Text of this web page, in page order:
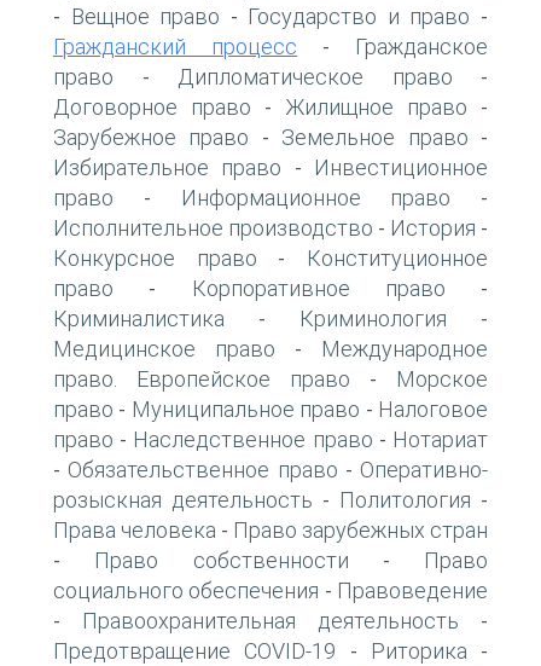
- Вещное право - Государство и право -
Гражданский процесс -
Гражданское
право - Дипломатическое право -
Договорное право - Жилищное право -
Зарубежное право - Земельное право -
Избирательное право -
Инвестиционное
право - Информационное право -
Исполнительное производство - История -
Конкурсное право -
Конституционное
право - Корпоративное право -
Криминалистика - Криминология -
Медицинское право -
Международное
право. Европейское право -
Морское
право - Муниципальное право - Налоговое
право - Наследственное право - Нотариат
- Обязательственное право - Оперативно-
розыскная деятельность - Политология -
Права человека - Право зарубежных стран
- Право собственности -
Право
социального обеспечения - Правоведение
- Правоохранительная деятельность -
Предотвращение COVID-19 - Риторика -